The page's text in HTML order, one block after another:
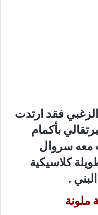
الزغبي فقد ارتدت
بأكمام
معه سروال
كلاسيكية
.
ملونة